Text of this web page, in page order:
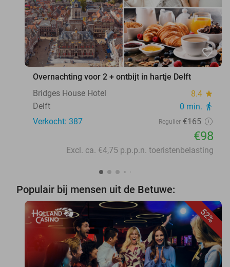
favorite_border
Overnachting voor 2 + ontbijt in hartje Delft
Bridges House Hotel
8.4 star
Delft 0 min. directions_walk
Verkocht: 387 Regulier €165
€98
Excl. ca. €4,75 p.p.p.n. toeristenbelasting
Populair bij mensen uit de Betuwe:
52%